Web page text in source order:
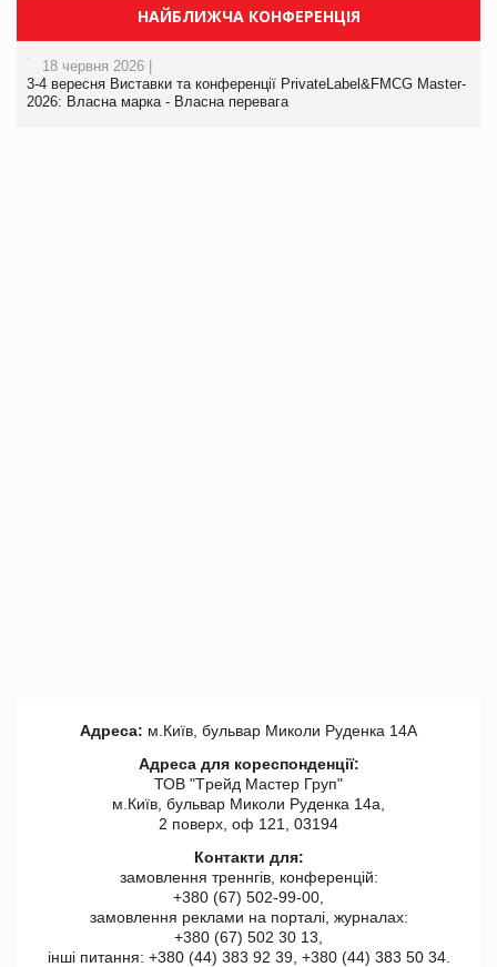
НАЙБЛИЖЧА КОНФЕРЕНЦІЯ
18 червня 2026 |
3-4 вересня Виставки та конференції PrivateLabel&FMCG Master-
2026: Власна марка - Власна перевага
Адреса: м.Київ, бульвар Миколи Руденка 14А
Адреса для кореспонденції:
ТОВ "Tрейд Мастер Груп"
м.Київ, бульвар Миколи Руденка 14а,
2 поверх, оф 121, 03194
Контакти для:
замовлення треннгів, конференцій:
+380 (67) 502-99-00,
замовлення реклами на порталі, журналах:
+380 (67) 502 30 13,
інші питання: +380 (44) 383 92 39, +380 (44) 383 50 34.